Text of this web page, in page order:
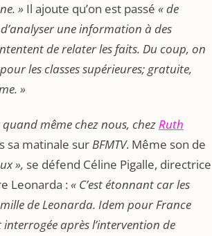
» Il ajoute qu’on est passé « de
une information à des
de relater les faits. Du coup, on
les classes supérieures; gratuite,
»
même chez nous, chezRuth
sa matinale surBFMTV. Même son de
», se défend Céline Pigalle, directrice
Leonarda :« C’est étonnant car les
de Leonarda. Idem pour France
interrogée après l’intervention de